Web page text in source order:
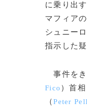
に乗り出
マフィア
シュニー
指示した
事件をき
Fico ）首
（Peter